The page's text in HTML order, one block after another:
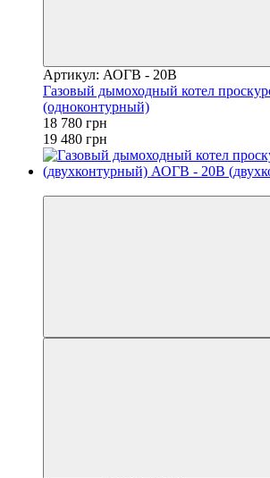
Артикул: АОГВ - 20В
Газовый дымоходный котел
(одноконтурный)
18 780 грн
19 480 грн